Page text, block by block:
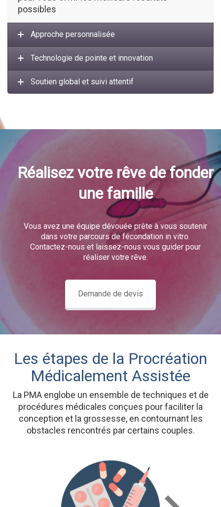
possibles
Approche personnalisée
Technologie de pointe et innovation
Soutien global et suivi attentif
Réalisez votre rêve de fonder
une famille
Vous avez une équipe dévouée prête à vous soutenir
dans votre parcours de fécondation in vitro.
Contactez-nous et laissez-nous vous guider pour
réaliser votre rêve.
Demande de devis
Les étapes de la Procréation
Médicalement Assistée
La PMA englobe un ensemble de techniques et de
procédures médicales conçues pour faciliter la
conception et la grossesse, en contournant les
obstacles rencontrés par certains couples.